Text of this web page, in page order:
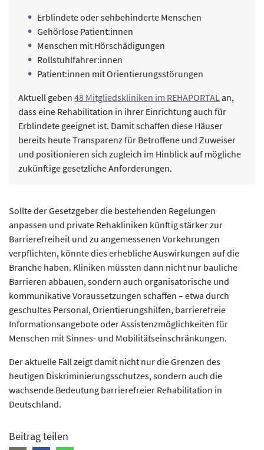
Erblindete oder sehbehinderte Menschen
Gehörlose Patient:innen
Menschen mit Hörschädigungen
Rollstuhlfahrer:innen
Patient:innen mit Orientierungsstörungen
Aktuell geben 48 Mitgliedskliniken im REHAPORTAL an,
dass eine Rehabilitation in ihrer Einrichtung auch für
Erblindete geeignet ist. Damit schaffen diese Häuser
bereits heute Transparenz für Betroffene und Zuweiser
und positionieren sich zugleich im Hinblick auf mögliche
zukünftige gesetzliche Anforderungen.
Sollte der Gesetzgeber die bestehenden Regelungen
anpassen und private Rehakliniken künftig stärker zur
Barrierefreiheit und zu angemessenen Vorkehrungen
verpflichten, könnte dies erhebliche Auswirkungen auf die
Branche haben. Kliniken müssten dann nicht nur bauliche
Barrieren abbauen, sondern auch organisatorische und
kommunikative Voraussetzungen schaffen – etwa durch
geschultes Personal, Orientierungshilfen, barrierefreie
Informationsangebote oder Assistenzmöglichkeiten für
Menschen mit Sinnes- und Mobilitätseinschränkungen.
Der aktuelle Fall zeigt damit nicht nur die Grenzen des
heutigen Diskriminierungsschutzes, sondern auch die
wachsende Bedeutung barrierefreier Rehabilitation in
Deutschland.
Beitrag teilen